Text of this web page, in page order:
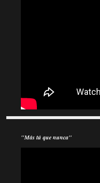
"Más tú que nunca"